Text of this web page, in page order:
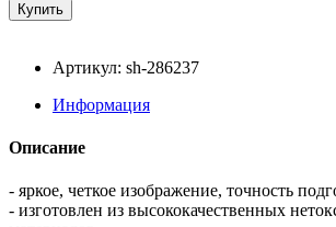
Артикул: sh-286237
Информация
Описание
- яркое, четкое изображение, точность
- изготовлен из высококачественных